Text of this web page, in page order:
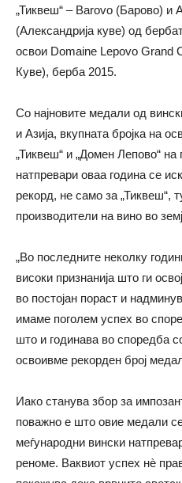
„Тиквеш“ – Barovo (Барово) и
(Александрија куве) од
освои Domaine Lepovo Grand
Куве), берба 2015.
Со најновите медали од
и Азија, вкупната бројка на
„Тиквеш“ и „Домен Лепово“
натпревари оваа година се
рекорд, не само за „Тиквеш“,
производители на вино во
„Во последните неколку
високи признанија што ги
во постојан пораст и
имаме поголем успех во
што и годинава во споредба
освоивме рекорден број
Иако станува збор за
поважно е што овие медали
меѓународни вински
реноме. Ваквиот успех нѐ